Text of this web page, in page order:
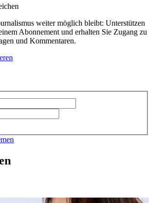
weiter möglich bleibt: Unterstützen
Abonnement und erhalten Sie Zugang zu
und Kommentaren.